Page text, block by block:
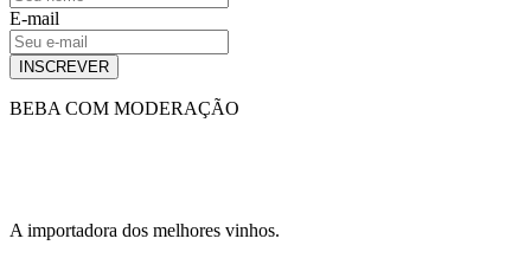
E-mail
INSCREVER
BEBA COM MODERAÇÃO
A importadora dos melhores vinhos.